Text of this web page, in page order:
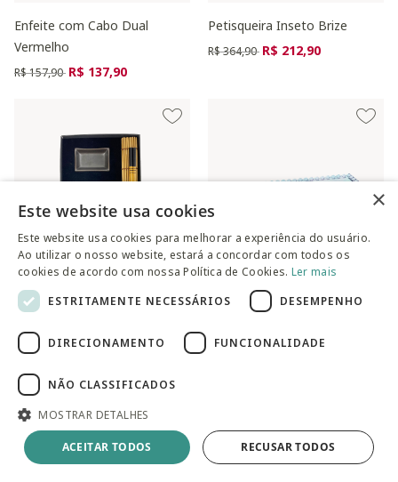
Enfeite com Cabo Dual
Vermelho
Preço reduzido de
R$ 157,90 para
R$ 137,90
Petisqueira Inseto Brize
Preço reduzido de
R$ 364,90 para
R$ 212,90
em Pedra Ardósia
Preço reduzido de
R$ 84,90para
R$ 42,90
×
Este website usa cookies
Este website usa cookies para melhorar a experiência do usuário.
Ao utilizar o nosso website, estará a concordar com todos os
cookies de acordo com nossa Política de Cookies. Ler mais
ESTRITAMENTE NECESSÁRIOS
DESEMPENHO
DIRECIONAMENTO FUNCIONALIDADE
NÃO CLASSIFICADOS
MOSTRAR DETALHES
ACEITAR TODOS RECUSAR TODOS